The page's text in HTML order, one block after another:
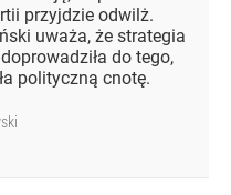
przyjdzie odwilż.
uważa, że strategia
do tego,
polityczną cnotę.